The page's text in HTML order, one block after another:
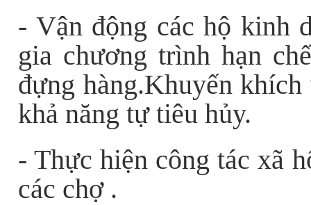
- Vận động các hộ kinh
gia chương trình hạn
đựng hàng.Khuyến
khả năng tự tiêu hủy.
- Thực hiện công tác xã
các chợ .